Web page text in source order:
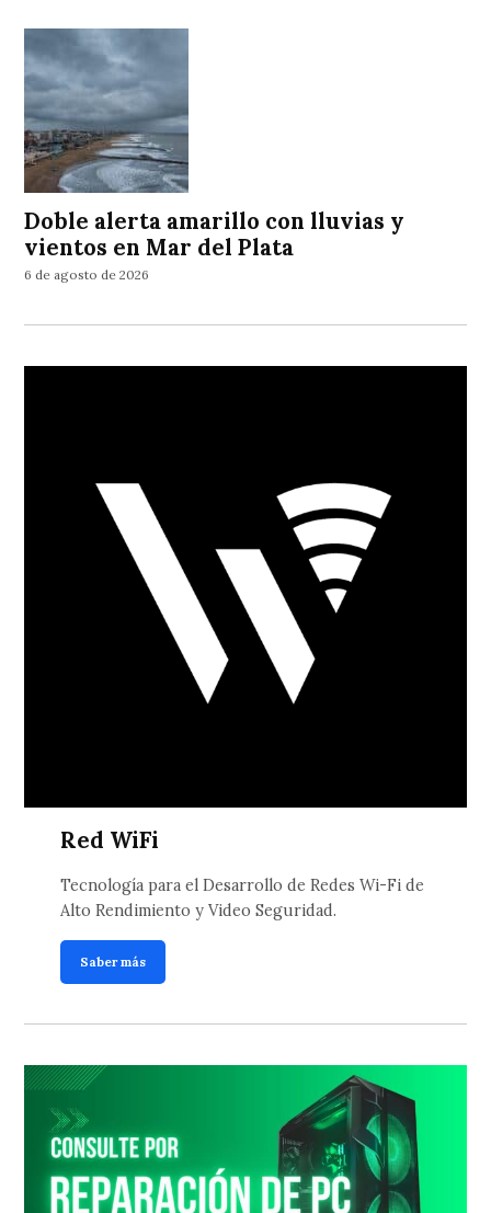
Doble alerta amarillo con lluvias y
vientos en Mar del Plata
6 de agosto de 2026
Red WiFi
Tecnología para el Desarrollo de Redes Wi-Fi de
Alto Rendimiento y Video Seguridad.
Saber más